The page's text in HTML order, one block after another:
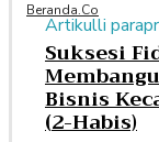
Beranda.co
Artikulli
Suksesi
Bisnis
(2-Habis)